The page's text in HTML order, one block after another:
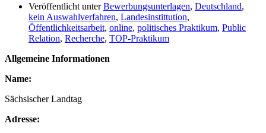
Veröffentlicht unterBewerbungsunterlagen, Deutschland,
kein Auswahlverfahren, Landesinstittution,
Öffentlichkeitsarbeit, online, politisches Praktikum, Public
Relation, Recherche, TOP-Praktikum
Allgemeine Informationen
Name:
Sächsischer Landtag
Adresse: